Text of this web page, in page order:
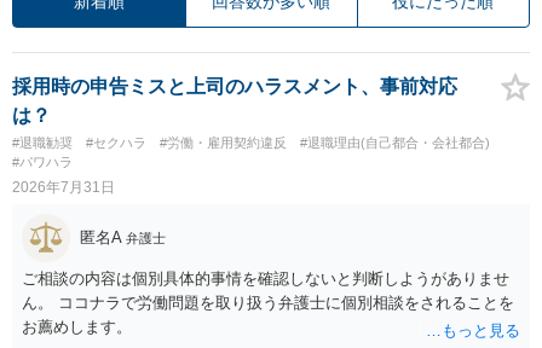
採用時の申告ミスと上司のハラスメント、事前対応
は？
#退職勧奨 #セクハラ #労働・雇用契約違反
#退職理由(自己都合・会社都合)
#パワハラ
2026年7月31日
匿名A 弁護士
ご相談の内容は個別具体的事情を確認しないと判断しようがありませ
ん。 ココナラで労働問題を取り扱う弁護士に個別相談をされることを
お薦めします。